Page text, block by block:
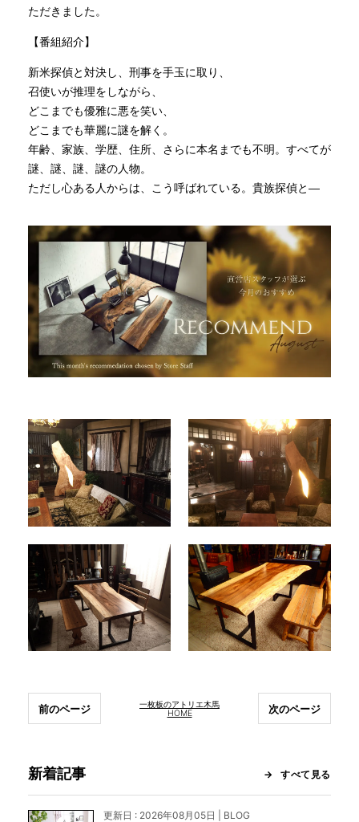
全商品一覧
新入荷情報
納品事例
INFORMATION
MOKUBA CHANNEL
よくあるご質問
お問い合わせ
ただきました。
【番組紹介】
新米探偵と対決し、刑事を手玉に取り、
召使いが推理をしながら、
どこまでも優雅に悪を笑い、
どこまでも華麗に謎を解く。
年齢、家族、学歴、住所、さらに本名までも不明。すべてが
謎、謎、謎、謎の人物。
ただし心ある人からは、こう呼ばれている。貴族探偵と―
一枚板のアトリエ木馬
HOME
前のページ 次のページ
新着記事 すべて見る
更新日 : 2026年08月05日 | BLOG